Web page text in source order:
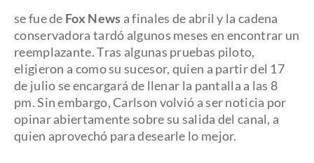
se fue de Fox News a finales de abril y la cadena
conservadora tardó algunos meses en encontrar un
reemplazante. Tras algunas pruebas piloto,
eligieron a como su sucesor, quien a partir del 17
de julio se encargará de llenar la pantalla a las 8
pm. Sin embargo, Carlson volvió a ser noticia por
opinar abiertamente sobre su salida del canal, a
quien aprovechó para desearle lo mejor.